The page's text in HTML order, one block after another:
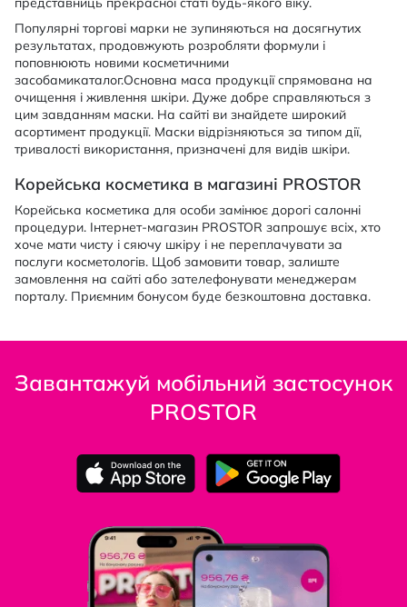
Популярні торгові марки не зупиняються на досягнутих
результатах, продовжують розробляти формули і
поповнюють новими косметичними
засобамикаталог.Основна маса продукції спрямована на
очищення і живлення шкіри. Дуже добре справляються з
цим завданням маски. На сайті ви знайдете широкий
асортимент продукції. Маски відрізняються за типом дії,
тривалості використання, призначені для видів шкіри.
Корейська косметика в магазині PROSTOR
Корейська косметика для особи замінює дорогі салонні
процедури. Інтернет-магазин PROSTOR запрошує всіх, хто
хоче мати чисту і сяючу шкіру і не переплачувати за
послуги косметологів. Щоб замовити товар, залиште
замовлення на сайті або зателефонувати менеджерам
порталу. Приємним бонусом буде безкоштовна доставка.
Завантажуй мобільний застосунок
PROSTOR